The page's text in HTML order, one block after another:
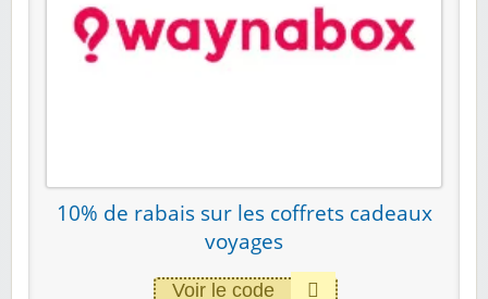
10% de rabais sur les coffrets cadeaux
voyages
Voir le code